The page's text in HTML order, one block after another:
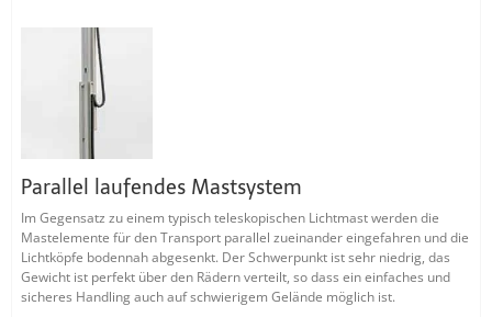
Parallel laufendes Mastsystem
Im Gegensatz zu einem typisch teleskopischen Lichtmast werden die
Mastelemente für den Transport parallel zueinander eingefahren und die
Lichtköpfe bodennah abgesenkt. Der Schwerpunkt ist sehr niedrig, das
Gewicht ist perfekt über den Rädern verteilt, so dass ein einfaches und
sicheres Handling auch auf schwierigem Gelände möglich ist.